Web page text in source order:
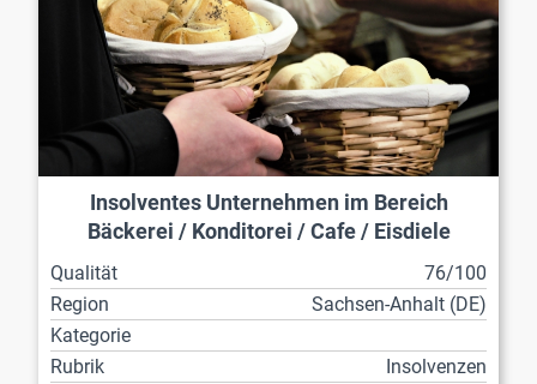
Insolventes Unternehmen im Bereich
Bäckerei / Konditorei / Cafe / Eisdiele
Qualität
76/100
Region
Sachsen-Anhalt (DE)
Kategorie
Rubrik
Insolvenzen